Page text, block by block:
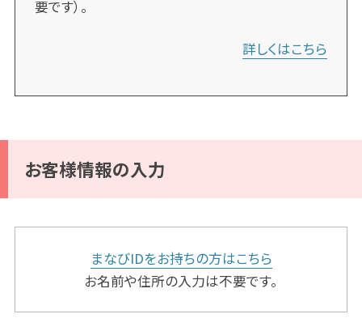
要です）。
詳しくはこちら
お客様情報の入力
まなびIDをお持ちの方はこちら
お名前や住所の入力は不要です。